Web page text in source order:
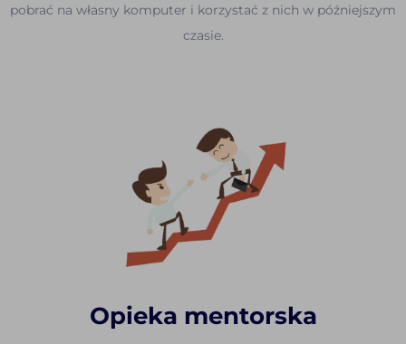
pobrać na własny komputer i korzystać z nich w późniejszym
czasie.
Opieka mentorska